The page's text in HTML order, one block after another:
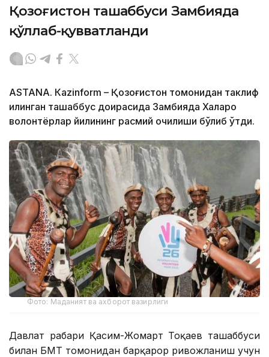
Қозоғистон ташаббуси Замбияда
қўллаб-қувватланди
ASTANA. Кazinform – Қозоғистон томонидан таклиф
қилинган ташаббус доирасида Замбияда Халқаро
волонтёрлар йилининг расмий очилиши бўлиб ўтди.
Фото: Маданият ва ахборот вазирлиги
Давлат раҳбари Қасим-Жомарт Тоқаев ташаббуси
билан БМТ томонидан барқарор ривожланиш учун